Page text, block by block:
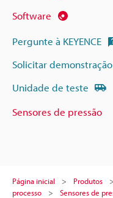
Software
Pergunte à KEYENCE
Solicitar demonstração
Unidade de teste
Sensores de pressão
Página inicial Produtos
processo
Sensores de